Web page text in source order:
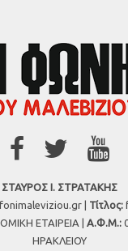
ΣΤΑΥΡΟΣ Ι. ΣΤΡΑΤΑΚΗΣ
| Τίτλος:
ΕΤΑΙΡΕΙΑ | Α.Φ.Μ.:
ΗΡΑΚΛΕΙΟΥ